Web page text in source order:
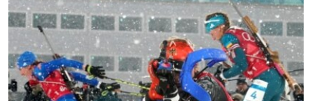
КУЛЬТУРА
СПОРТ
АРХИВ
Հայերեն